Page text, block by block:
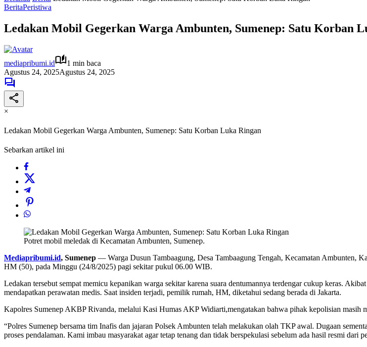
BeritaPeristiwa
Ledakan Mobil Gegerkan Warga Ambunten, Sumenep: Satu Korban
mediapribumi.id
1 min baca
Agustus 24, 2025Agustus 24, 2025
×
Ledakan Mobil Gegerkan Warga Ambunten, Sumenep: Satu Korban Luka Ringan
Sebarkan artikel ini
Potret mobil meledak di Kecamatan Ambunten, Sumenep.
Mediapribumi.id, Sumenep — Warga Dusun Tambaagung, Desa Tambaagung Tengah, Kecamatan Ambunten,
HM (50), pada Minggu (24/8/2025) pagi sekitar pukul 06.00 WIB.
Ledakan tersebut sempat memicu kepanikan warga sekitar karena suara dentumannya terdengar cukup keras.
mendapatkan perawatan medis. Saat insiden terjadi, pemilik rumah, HM, diketahui sedang berada di Jakarta.
Kapolres Sumenep AKBP Rivanda, melalui Kasi Humas AKP Widiarti,mengatakan bahwa pihak kepolisian masih
“Polres Sumenep bersama tim Inafis dan jajaran Polsek Ambunten telah melakukan olah TKP awal. Dugaan
proses pendalaman. Kami imbau masyarakat agar tetap tenang dan tidak berspekulasi sebelum ada hasil resmi dari